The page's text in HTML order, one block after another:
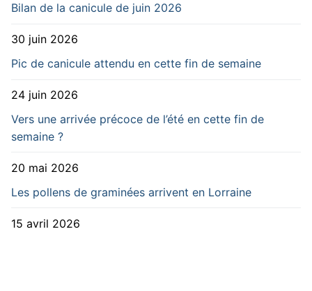
Bilan de la canicule de juin 2026
30 juin 2026
Pic de canicule attendu en cette fin de semaine
24 juin 2026
Vers une arrivée précoce de l’été en cette fin de
semaine ?
20 mai 2026
Les pollens de graminées arrivent en Lorraine
15 avril 2026